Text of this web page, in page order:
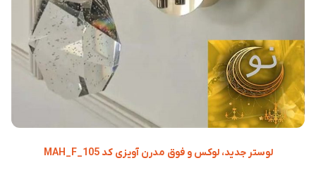
لوستر جدید، لوکس و فوق مدرن آویزی کد MAH_F_105